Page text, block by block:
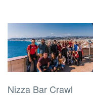
Nizza Bar Crawl